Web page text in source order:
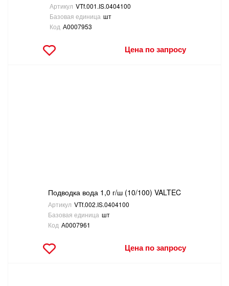
Артикул VTf.001.IS.0404100
Базовая единица шт
Код А0007953
Цена по запросу
Подводка вода 1,0 г/ш (10/100) VALTEC
Артикул VTf.002.IS.0404100
Базовая единица шт
Код А0007961
Цена по запросу